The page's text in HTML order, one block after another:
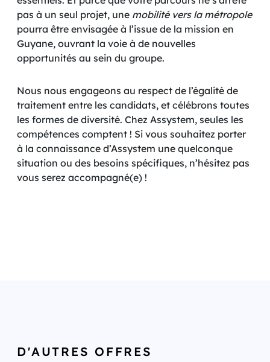
pas à un seul projet, une mobilité vers la métropole
pourra être envisagée à l’issue de la mission en
Guyane, ouvrant la voie à de nouvelles
opportunités au sein du groupe.
Nous nous engageons au respect de l’égalité de
traitement entre les candidats, et célébrons toutes
les formes de diversité. Chez Assystem, seules les
compétences comptent ! Si vous souhaitez porter
à la connaissance d’Assystem une quelconque
situation ou des besoins spécifiques, n’hésitez pas
vous serez accompagné(e) !
D'AUTRES OFFRES